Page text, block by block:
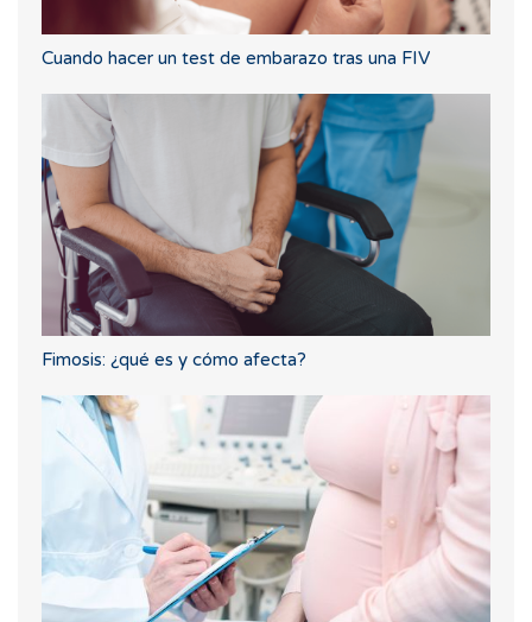
Cuando hacer un test de embarazo tras una FIV
Fimosis: ¿qué es y cómo afecta?